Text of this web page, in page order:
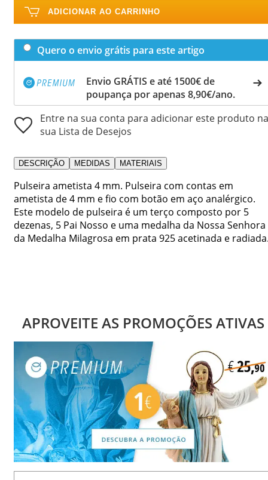
ADICIONAR AO CARRINHO
Quero o envio grátis para este artigo
Envio GRÁTIS e até 1500€ de
poupança por apenas 8,90€/ano.
Entre na sua conta para adicionar este produto na
sua Lista de Desejos
DESCRIÇÃO MEDIDAS MATERIAIS
Pulseira ametista 4 mm. Pulseira com contas em
ametista de 4 mm e fio com botão em aço analérgico.
Este modelo de pulseira é um terço composto por 5
dezenas, 5 Pai Nosso e uma medalha da Nossa Senhora
da Medalha Milagrosa em prata 925 acetinada e
APROVEITE AS PROMOÇÕES ATIVAS